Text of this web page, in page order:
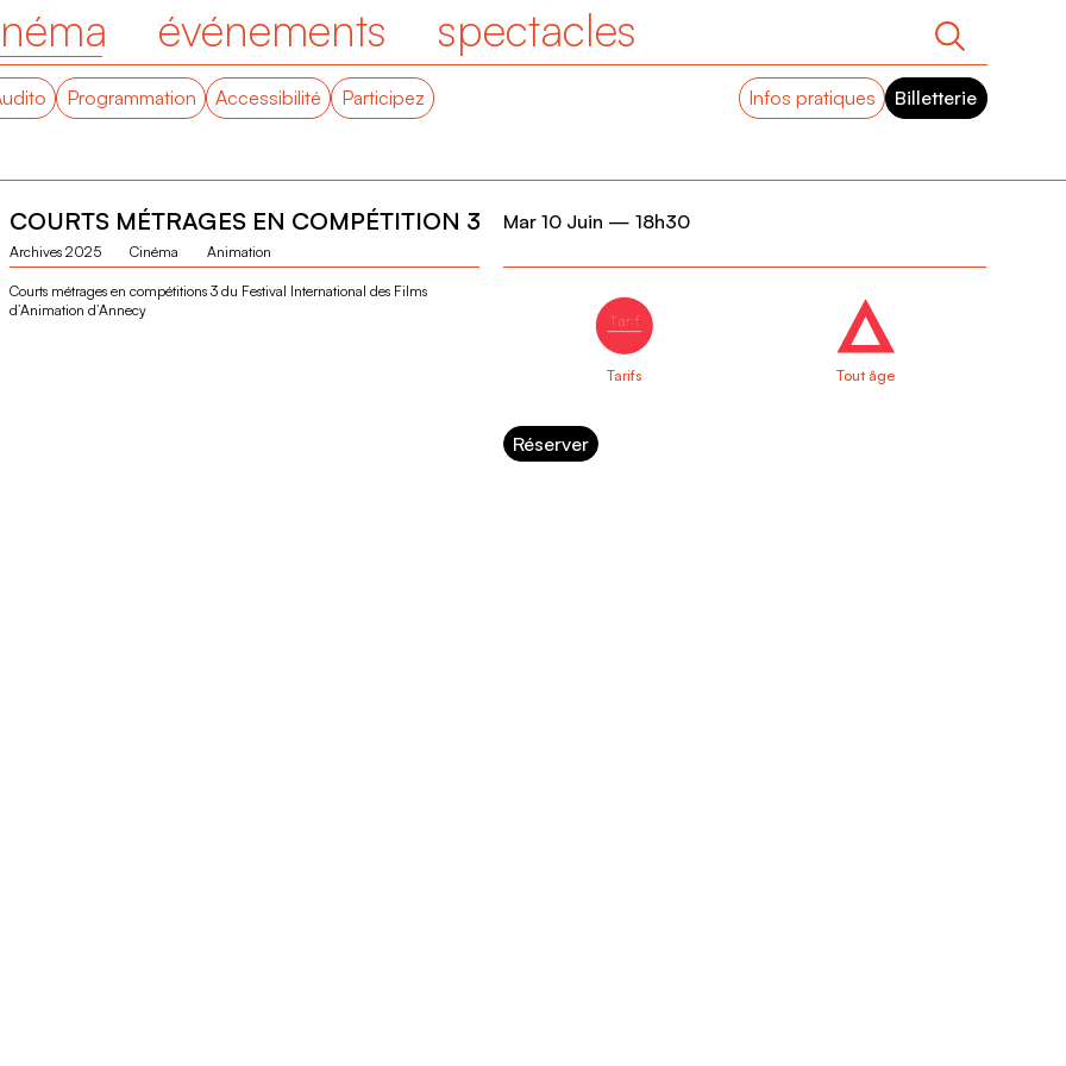
événements spectacles
Programmation Accessibilité Participez Infos pratiques Billetterie
COURTS MÉTRAGES EN COMPÉTITION 3
Archives 2025 Cinéma Animation
Courts métrages en compétitions 3 du Festival International des Films
d’Animation d’Annecy
Mar 10 Juin — 18h30
Tarifs Tout âge
Réserver